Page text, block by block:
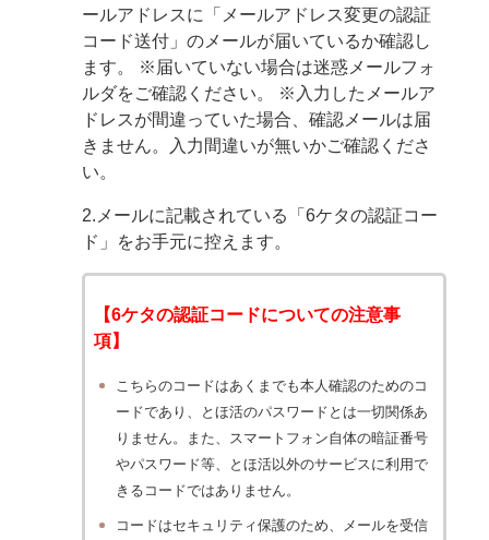
ールアドレスに「メールアドレス変更の認証
コード送付」のメールが届いているか確認し
ます。
※届いていない場合は迷惑メールフォ
ルダをご確認ください。
※入力したメールア
ドレスが間違っていた場合、確認メールは届
きません。入力間違いが無いかご確認くださ
い。
2.メールに記載されている「6ケタの認証コー
ド」をお手元に控えます。
【6ケタの認証コードについての注意事
項】
こちらのコードはあくまでも本人確認のためのコ
ードであり、とほ活のパスワードとは一切関係あ
りません。また、スマートフォン自体の暗証番号
やパスワード等、とほ活以外のサービスに利用で
きるコードではありません。
コードはセキュリティ保護のため、メールを受信